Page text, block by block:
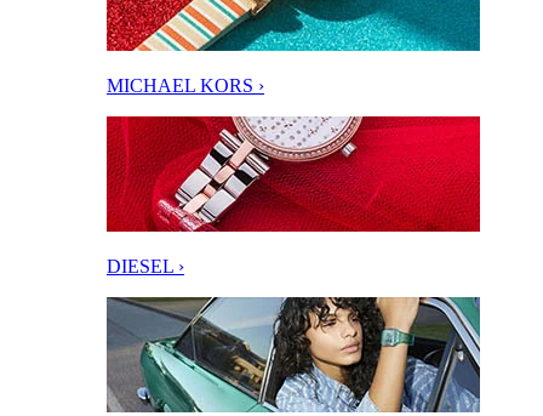
MICHAEL KORS ›
DIESEL ›